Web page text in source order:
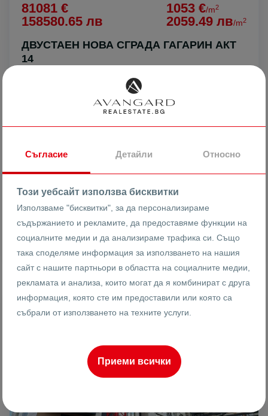
81081 €
158580.65 лв
1053 €/m2
2059.49 лв/m2
ДВУСТАЕН НОВА СГРАДА ГАГАРИН АКТ
14
Кършияка
Ренета Арнаудова
Брокер
Съгласие Детайли Относно
Този уебсайт използва бисквитки
Използваме "бисквитки", за да персонализираме
съдържанието и рекламите, да предоставяме функции на
социалните медии и да анализираме трафика си. Също
така споделяме информация за използването на нашия
сайт с нашите партньори в областта на социалните медии,
рекламата и анализа, които могат да я комбинират с друга
информация, която сте им предоставили или която са
събрали от използването на техните услуги.
Приеми всички